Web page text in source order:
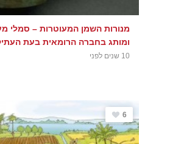
מנורות השמן המעוטרות – סמלי
ומותג בחברה הרומאית בעת
10 שנים לפני
6